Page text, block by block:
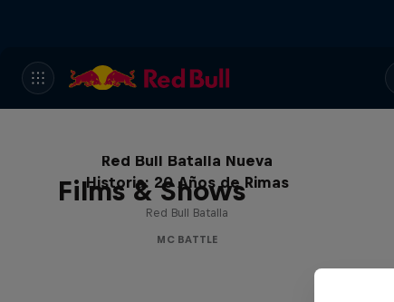
Films & Shows
Red Bull Batalla Nueva
Historia: 20 Años de Rimas
Red Bull Batalla
MC BATTLE